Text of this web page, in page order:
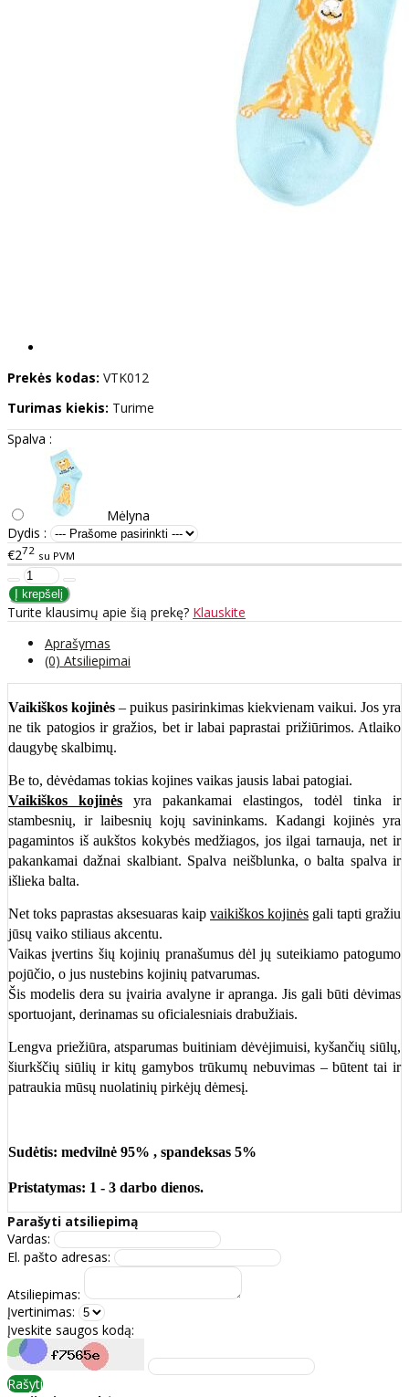
Prekės kodas: VTK012
Turimas kiekis: Turime
Spalva :
Mėlyna
Dydis :
€272 su PVM
Turite klausimų apie šią prekę? Klauskite
Aprašymas
(0) Atsiliepimai
Vaikiškos kojinės – puikus pasirinkimas kiekvienam vaikui. Jos yra
ne tik patogios ir gražios, bet ir labai paprastai prižiūrimos. Atlaiko
daugybę skalbimų.
Be to, dėvėdamas tokias kojines vaikas jausis labai patogiai.
Vaikiškos kojinės yra pakankamai elastingos, todėl tinka ir
stambesnių, ir laibesnių kojų savininkams. Kadangi kojinės yra
pagamintos iš aukštos kokybės medžiagos, jos ilgai tarnauja, net ir
pakankamai dažnai skalbiant. Spalva neišblunka, o balta spalva ir
išlieka balta.
Net toks paprastas aksesuaras kaip vaikiškos kojinės gali tapti gražiu
jūsų vaiko stiliaus akcentu.
Vaikas įvertins šių kojinių pranašumus dėl jų suteikiamo patogumo
pojūčio, o jus nustebins kojinių patvarumas.
Šis modelis dera su įvairia avalyne ir apranga. Jis gali būti dėvimas
sportuojant, derinamas su oficialesniais drabužiais.
Lengva priežiūra, atsparumas buitiniam dėvėjimuisi, kyšančių siūlų,
šiurkščių siūlių ir kitų gamybos trūkumų nebuvimas – būtent tai ir
patraukia mūsų nuolatinių pirkėjų dėmesį.
Sudėtis: medvilnė 95% , spandeksas 5%
Pristatymas: 1 - 3 darbo dienos.
Parašyti atsiliepimą
Vardas:
El. pašto adresas:
Atsiliepimas:
Įvertinimas:
Įveskite saugos kodą:
Rašyti